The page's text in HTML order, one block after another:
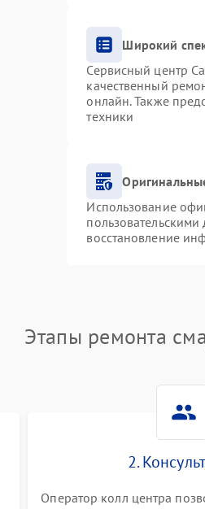
Широкий
Сервисный центр
качественный
онлайн. Также
техники
Использование
восстановление
Этапы ремонта
2.
Оператор колл центра